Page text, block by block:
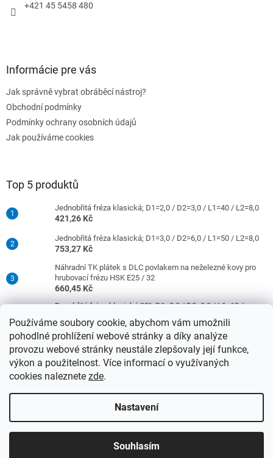
Používáme soubory cookie, abychom vám umožnili
pohodlné prohlížení webové stránky a díky analýze
provozu webové stránky neustále zlepšovaly její funkce,
výkon a použitelnost. Více informací o využívaných
cookies naleznete zde.
Nastavení
Souhlasím
Upozorňujeme, že od 15.4.2026 se ceny nástrojů se stopkami 3
mm a 6 mm se zvýší o 4 % a nástroje se stopkami 8 mm a více se
s
+421 45 5458 480
Informácie pre vás
Jak správně vybrat obráběcí nástroj?
Obchodní podmínky
Podmínky ochrany osobních údajů
Jak používáme cookies
Top 5 produktů
Jednobřitá fréza klasická; D1=2,0 / D2=3,0 / L1=40 / L2=8,0
421,26 Kč
Jednobřitá fréza klasická; D1=3,0 / D2=6,0 / L1=50 / L2=8,0
753,27 Kč
Náhradní TK plátek s DLC povlakem na neželezné kovy pro
hrubovací frézu HSK E25 / 32
660,45 Kč
Dvoubřitá fréza klasická 30°; D1=8,0 / D2=8,0 / L1=63 /
977,42 Kč
Jednobřitá fréza klasická; D1=4,0 / D2=6,0 / L1=50 / L2=10,0
753,27 Kč
Upravit nastavení cookies